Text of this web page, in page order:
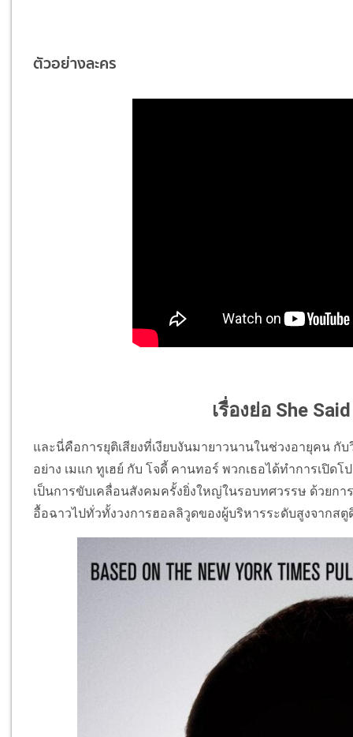
ตัวอย่างละคร
เรื่องย่อ She
และนี่คือการยุติเสียงที่เงียบงันมายาวนานในช่วงอายุคน กั
อย่าง เมแก ทูเฮย์ กับ โจดี้ คานทอร์ พวกเธอได้ทำการเปิด
เป็นการขับเคลื่อนสังคมครั้งยิ่งใหญ่ในรอบทศวรรษ ด้วยกา
อื้อฉาวไปทั่วทั้งวงการฮอลลิวูดของผู้บริหารระดับสูงจากส